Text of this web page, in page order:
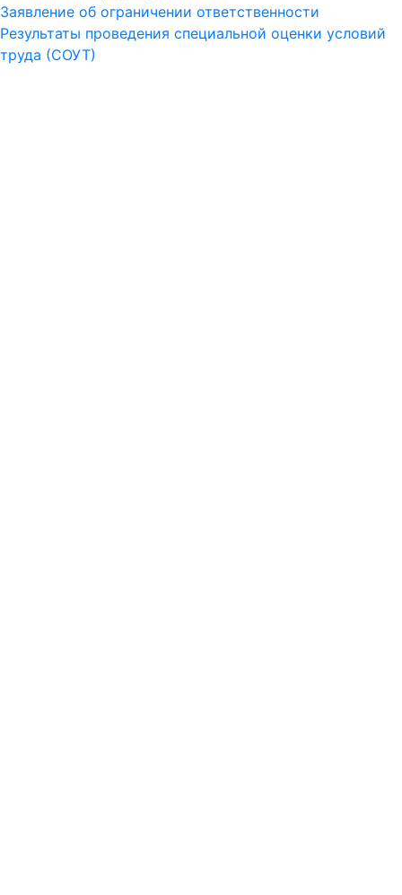
Заявление об ограничении ответственности
Результаты проведения специальной оценки условий
труда (СОУТ)